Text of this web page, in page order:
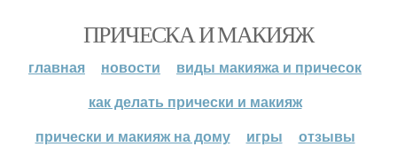
ПРИЧЕСКА И МАКИЯЖ
главная новости
виды макияжа и причесок
как делать прически и макияж
прически и макияж на дому
игры отзывы